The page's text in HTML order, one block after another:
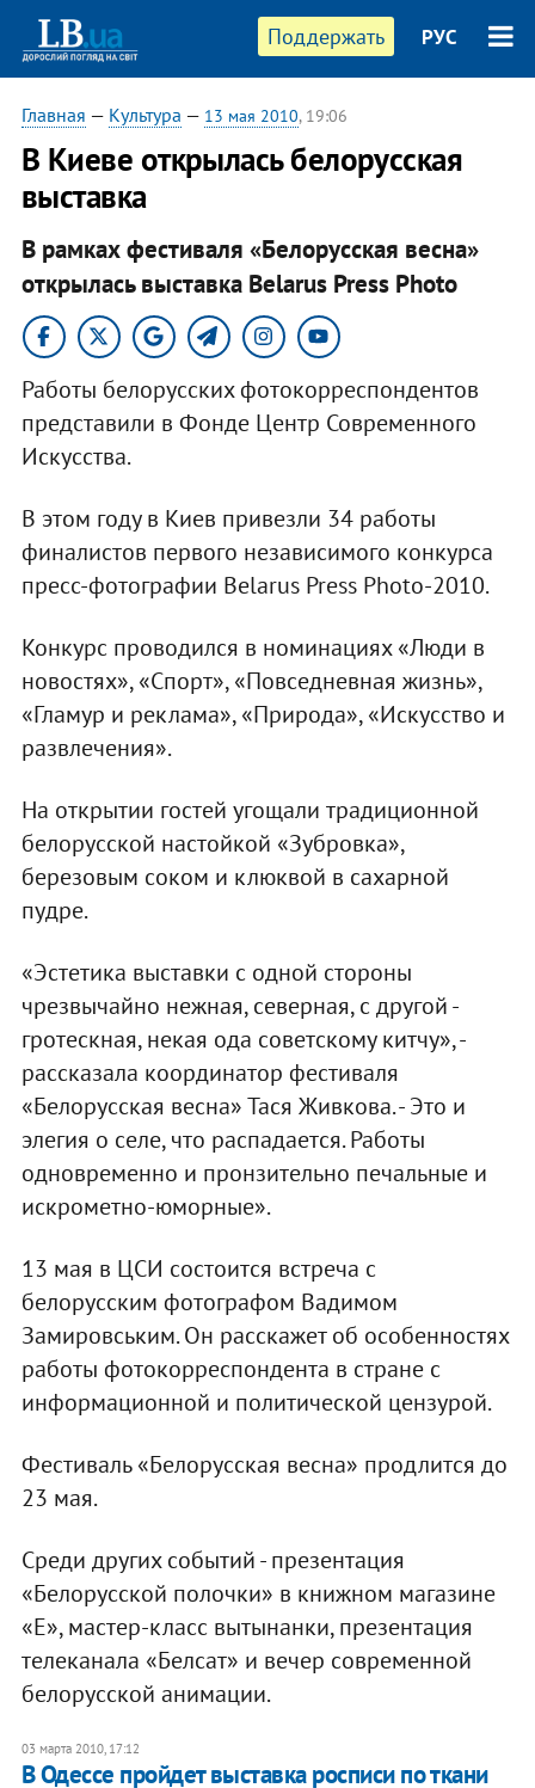
Поддержать РУС
Главная — Культура — 13 мая 2010, 19:06
В Киеве открылась белорусская
выставка
В рамках фестиваля «Белорусская весна»
открылась выставка Belarus Press Photo
Работы белорусских фотокорреспондентов
представили в Фонде Центр Современного
Искусства.
В этом году в Киев привезли 34 работы
финалистов первого независимого конкурса
пресс-фотографии Belarus Press Photo-2010.
Конкурс проводился в номинациях «Люди в
новостях», «Спорт», «Повседневная жизнь»,
«Гламур и реклама», «Природа», «Искусство и
развлечения».
На открытии гостей угощали традиционной
белорусской настойкой «Зубровка»,
березовым соком и клюквой в сахарной
пудре.
«Эстетика выставки с одной стороны
чрезвычайно нежная, северная, с другой -
гротескная, некая ода советскому китчу», -
рассказала координатор фестиваля
«Белорусская весна» Тася Живкова. - Это и
элегия о селе, что распадается. Работы
одновременно и пронзительно печальные и
искрометно-юморные».
13 мая в ЦСИ состоится встреча с
белорусским фотографом Вадимом
Замировським. Он расскажет об особенностях
работы фотокорреспондента в стране с
информационной и политической цензурой.
Фестиваль «Белорусская весна» продлится до
23 мая.
Среди других событий - презентация
«Белорусской полочки» в книжном магазине
«Е», мастер-класс вытынанки, презентация
телеканала «Белсат» и вечер современной
белорусской анимации.
03 марта 2010, 17:12
В Одессе пройдет выставка росписи по ткани